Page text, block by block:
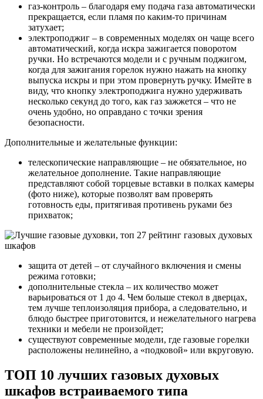
газ-контроль – благодаря ему подача газа автоматически
прекращается, если пламя по каким-то причинам
затухает;
электроподжиг – в современных моделях он чаще всего
автоматический, когда искра зажигается поворотом
ручки. Но встречаются модели и с ручным поджигом,
когда для зажигания горелок нужно нажать на кнопку
выпуска искры и при этом провернуть ручку. Имейте в
виду, что кнопку электроподжига нужно удерживать
несколько секунд до того, как газ зажжется – что не
очень удобно, но оправдано с точки зрения
безопасности.
Дополнительные и желательные функции:
телескопические направляющие – не обязательное, но
желательное дополнение. Такие направляющие
представляют собой торцевые вставки в полках камеры
(фото ниже), которые позволят вам проверять
готовность еды, притягивая противень руками без
прихваток;
защита от детей – от случайного включения и смены
режима готовки;
дополнительные стекла – их количество может
варьироваться от 1 до 4. Чем больше стекол в дверцах,
тем лучше теплоизоляция прибора, а следовательно, и
блюдо быстрее приготовится, и нежелательного нагрева
техники и мебели не произойдет;
существуют современные модели, где газовые горелки
расположены нелинейно, а «подковой» или вкруговую.
ТОП 10 лучших газовых духовых
шкафов встраиваемого типа